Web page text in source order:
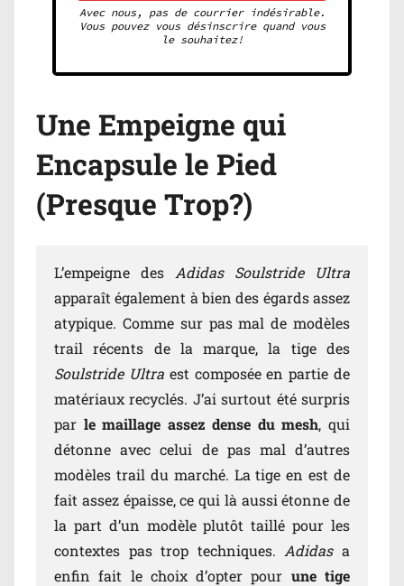
Avec nous, pas de courrier indésirable.
Vous pouvez vous désinscrire quand vous
le souhaitez!
Une Empeigne qui
Encapsule le Pied
(Presque Trop?)
L’empeigne des Adidas Soulstride Ultra
apparaît également à bien des égards assez
atypique. Comme sur pas mal de modèles
trail récents de la marque, la tige des
Soulstride Ultraest composée en partie de
matériaux recyclés. J’ai surtout été surpris
par le maillage assez dense du mesh, qui
détonne avec celui de pas mal d’autres
modèles trail du marché. La tige en est de
fait assez épaisse, ce qui là aussi étonne de
la part d’un modèle plutôt taillé pour les
contextes pas trop techniques. Adidasa
enfin fait le choix d’opter pour une tige